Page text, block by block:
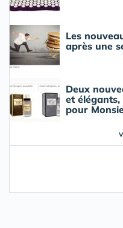
Les
après une
Deux
et élégants,
pour